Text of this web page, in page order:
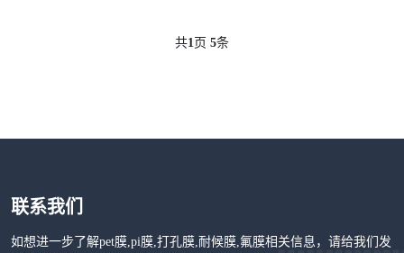
共1页 5条
联系我们
如想进一步了解pet膜,pi膜,打孔膜,耐候膜,氟膜相关信息，请给我们发